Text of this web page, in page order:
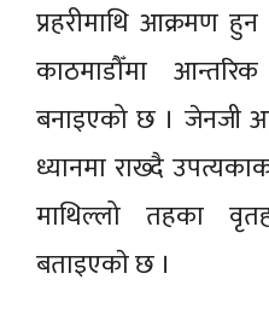
प्रहरीमाथि आक्रमण
काठमाडौँमा
बनाइएको छ । जेनजी
ध्यानमा राख्दै
माथिल्लो तहका
बताइएकाे छ ।